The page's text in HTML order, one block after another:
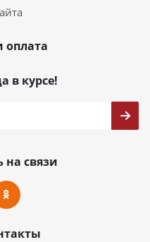
оплата
в курсе!
на связи